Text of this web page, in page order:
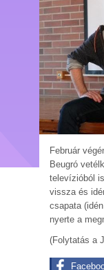
Február
Beugró
televízióból
vissza és
csapata
nyerte a
(Folytatás a